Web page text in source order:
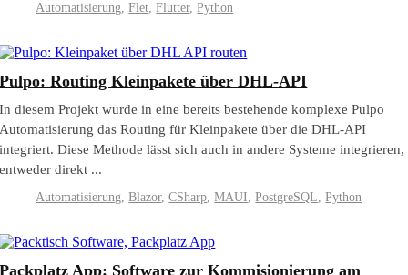
Automatisierung,Flet,Flutter,Python
Pulpo: Routing Kleinpakete über DHL-API
In diesem Projekt wurde in eine bereits bestehende komplexe Pulpo
Automatisierung das Routing für Kleinpakete über die DHL-API
integriert. Diese Methode lässt sich auch in andere Systeme integrieren,
entweder direkt ...
Automatisierung,Blazor,CSharp,MAUI,PostgreSQL,Python
Packplatz App: Software zur Kommisionierung am